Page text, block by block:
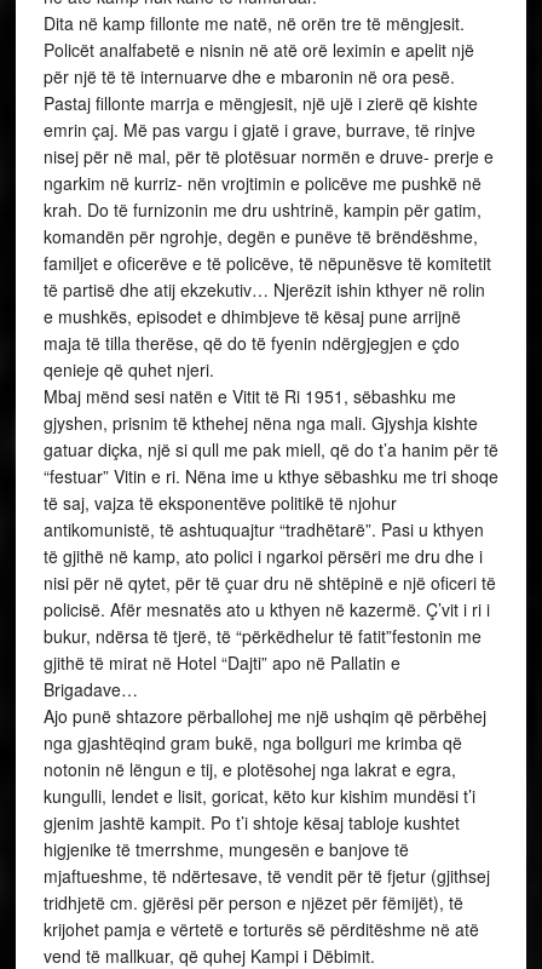
Dita në kamp fillonte me natë, në orën tre të mëngjesit.
Policët analfabetë e nisnin në atë orë leximin e apelit një
për një të të internuarve dhe e mbaronin në ora pesë.
Pastaj fillonte marrja e mëngjesit, një ujë i zierë që kishte
emrin çaj. Më pas vargu i gjatë i grave, burrave, të rinjve
nisej për në mal, për të plotësuar normën e druve- prerje e
ngarkim në kurriz- nën vrojtimin e policëve me pushkë në
krah. Do të furnizonin me dru ushtrinë, kampin për gatim,
komandën për ngrohje, degën e punëve të brëndëshme,
familjet e oficerëve e të policëve, të nëpunësve të komitetit
të partisë dhe atij ekzekutiv… Njerëzit ishin kthyer në rolin
e mushkës, episodet e dhimbjeve të kësaj pune arrijnë
maja të tilla therëse, që do të fyenin ndërgjegjen e çdo
qenieje që quhet njeri.
Mbaj mënd sesi natën e Vitit të Ri 1951, sëbashku me
gjyshen, prisnim të kthehej nëna nga mali. Gjyshja kishte
gatuar diçka, një si qull me pak miell, që do t’a hanim për të
“festuar” Vitin e ri. Nëna ime u kthye sëbashku me tri shoqe
të saj, vajza të eksponentëve politikë të njohur
antikomunistë, të ashtuquajtur “tradhëtarë”. Pasi u kthyen
të gjithë në kamp, ato polici i ngarkoi përsëri me dru dhe i
nisi për në qytet, për të çuar dru në shtëpinë e një oficeri të
policisë. Afër mesnatës ato u kthyen në kazermë. Ç’vit i ri i
bukur, ndërsa të tjerë, të “përkëdhelur të fatit”festonin me
gjithë të mirat në Hotel “Dajti” apo në Pallatin e
Brigadave…
Ajo punë shtazore përballohej me një ushqim që përbëhej
nga gjashtëqind gram bukë, nga bollguri me krimba që
notonin në lëngun e tij, e plotësohej nga lakrat e egra,
kungulli, lendet e lisit, goricat, këto kur kishim mundësi t’i
gjenim jashtë kampit. Po t’i shtoje kësaj tabloje kushtet
higjenike të tmerrshme, mungesën e banjove të
mjaftueshme, të ndërtesave, të vendit për të fjetur (gjithsej
tridhjetë cm. gjërësi për person e njëzet për fëmijët), të
krijohet pamja e vërtetë e torturës së përditëshme në atë
vend të mallkuar, që quhej Kampi i Dëbimit.